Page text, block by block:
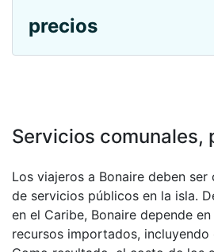
precios
Servicios comunales,
Los viajeros a Bonaire deben
de servicios públicos en la isla.
en el Caribe, Bonaire depende
recursos importados, incluyendo